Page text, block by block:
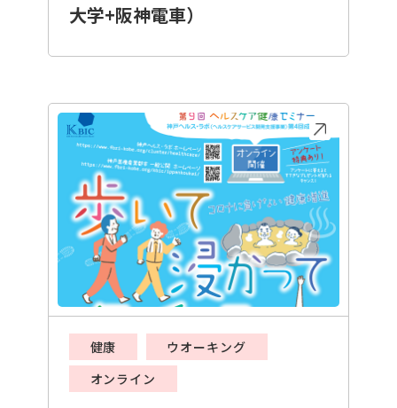
大学+阪神電車）
健康
ウオーキング
オンライン